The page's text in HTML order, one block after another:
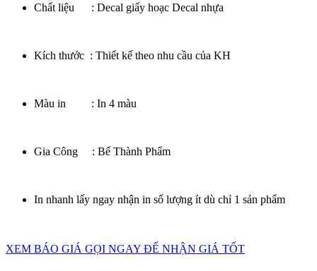
Chất liệu : Decal giấy hoạc Decal nhựa
Kích thước : Thiết kế theo nhu cầu của KH
Màu in : In 4 màu
Gia Công : Bế Thành Phẩm
In nhanh lấy ngay nhận in số lượng ít dù chỉ 1 sản phẩm
XEM BÁO GIÁ GỌI NGAY ĐỂ NHẬN GIÁ TỐT